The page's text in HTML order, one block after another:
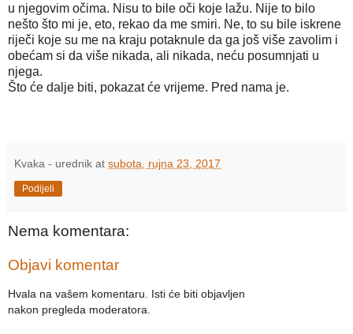
u njegovim očima. Nisu to bile oči koje lažu. Nije to bilo
nešto što mi je, eto, rekao da me smiri. Ne, to su bile iskrene
riječi koje su me na kraju potaknule da ga još više zavolim i
obećam si da više nikada, ali nikada, neću posumnjati u
njega.
Što će dalje biti, pokazat će vrijeme. Pred nama je.
Kvaka - urednik at subota, rujna 23, 2017
Podijeli
Nema komentara:
Objavi komentar
Hvala na vašem komentaru. Isti će biti objavljen
nakon pregleda moderatora.